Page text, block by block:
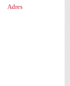
Adres